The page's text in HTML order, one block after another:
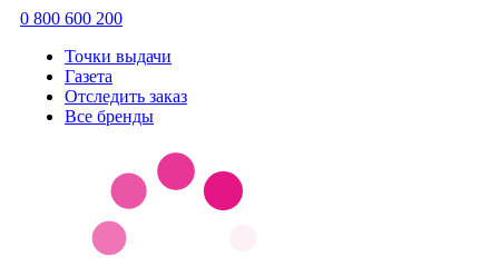
0 800 600 200
Точки выдачи
Газета
Отследить заказ
Все бренды